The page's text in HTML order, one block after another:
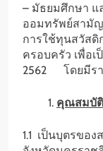
– มัธยมศึกษา
ออมทรัพย์สามั
การใช้ทุนสวัสดิ
ครอบครัว เพื่อ
2562 โดยมีรา
คุณสมบั
1.1 เป็นบุตรข